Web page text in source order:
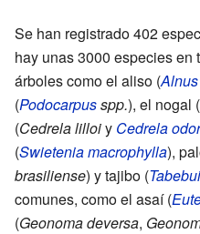
Se han registrado 402
hay unas 3000 especies
árboles como el aliso (
(Podocarpusspp.), el nogal (
(Cedrela lilloiy Cedrela
(Swietenia macrophylla),
brasiliense) y tajibo (
comunes, como el asaí (
(Geonoma deversa,